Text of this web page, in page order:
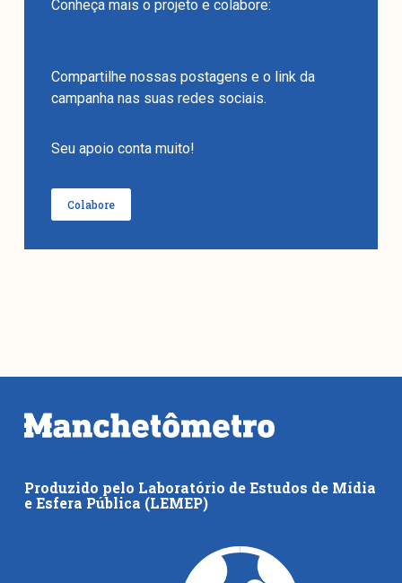
Conheça mais o projeto e colabore:
Compartilhe nossas postagens e o link da
campanha nas suas redes sociais.
Seu apoio conta muito!
Colabore
Produzido pelo Laboratório de Estudos de Mídia
e Esfera Pública (LEMEP)